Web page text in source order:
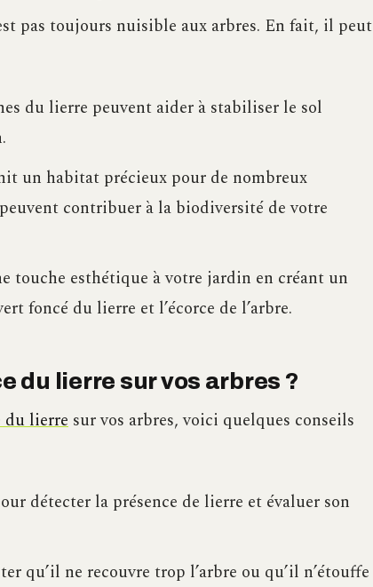
pas toujours nuisible aux arbres. En fait, il peut
du lierre peuvent aider à stabiliser le sol
un habitat précieux pour de nombreux
contribuer à la biodiversité de votre
touche esthétique à votre jardin en créant un
foncé du lierre et l’écorce de l’arbre.
du lierre sur vos arbres ?
du lierre sur vos arbres, voici quelques conseils
détecter la présence de lierre et évaluer son
qu’il ne recouvre trop l’arbre ou qu’il n’étouffe